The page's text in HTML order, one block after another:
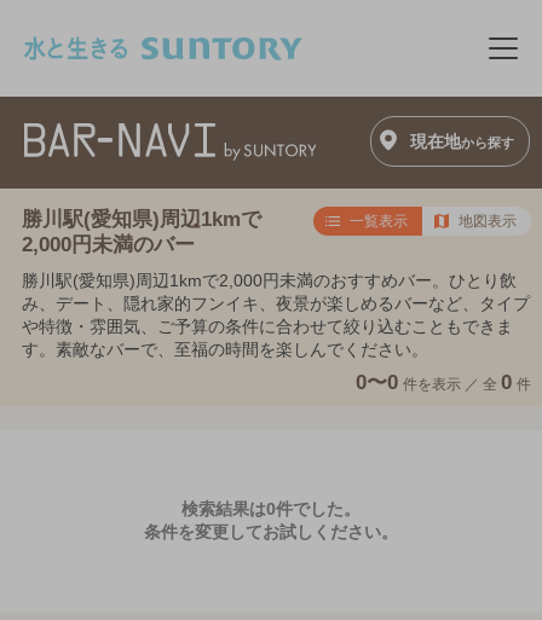
メ
現在地から探す
勝川駅(愛知県)周辺1kmで
2,000円未満のバー
一覧表示 地図表示
勝川駅(愛知県)周辺1kmで2,000円未満のおすすめバー。ひとり飲
み、デート、隠れ家的フンイキ、夜景が楽しめるバーなど、タイプ
や特徴・雰囲気、ご予算の条件に合わせて絞り込むこともできま
す。素敵なバーで、至福の時間を楽しんでください。
0〜0 件を表示 ／ 全 0 件
検索結果は0件でした。
条件を変更してお試しください。